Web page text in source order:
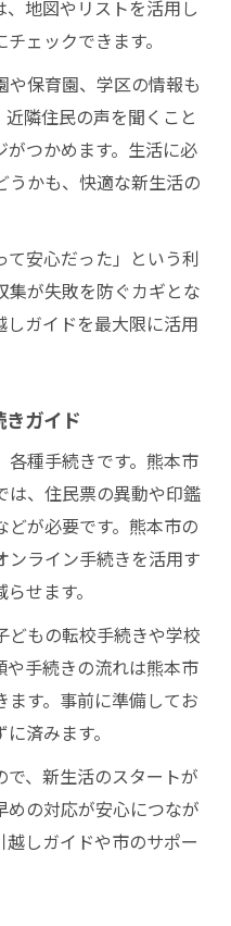
地図やリストを活用し
ェックできます。
や保育園、学区の情報も
隣住民の声を聞くこと
つかめます。生活に必
うかも、快適な新生活の
て安心だった」という利
集が失敗を防ぐカギとな
しガイドを最大限に活用
ガイド
各種手続きです。熊本市
は、住民票の異動や印鑑
が必要です。熊本市の
ンライン手続きを活用す
せます。
どもの転校手続きや学校
や手続きの流れは熊本市
ます。事前に準備してお
済みます。
で、新生活のスタートが
の対応が安心につなが
しガイドや市のサポー